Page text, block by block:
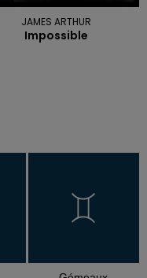
JAMES ARTHUR
Impossible